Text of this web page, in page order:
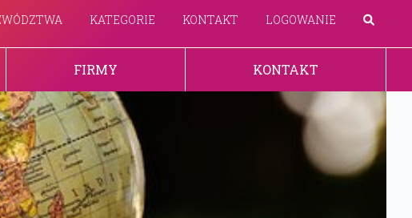
KATEGORIE KONTAKT LOGOWANIE
FIRMY KONTAKT